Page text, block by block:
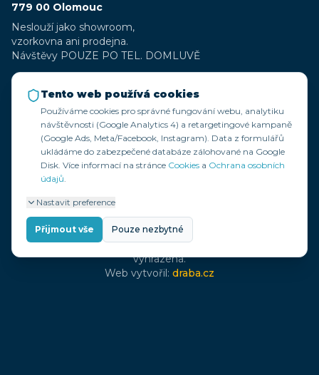
779 00 Olomouc
Neslouží jako showroom,
vzorkovna ani prodejna.
Návštěvy POUZE PO TEL. DOMLUVĚ
+420 777 323 359
+420 777 197 084
info@zadoma.cz
IČ: 07287275
DIČ: CZ07287275
Bankovní spojení: 115-7668650267/0100
© 2025 ZADOMA security group s.r.o. – Všechna práva
vyhrazena.
Web vytvořil: draba.cz
Tento web používá cookies
Používáme cookies pro správné fungování webu, analytiku
návštěvnosti (Google Analytics 4) a retargetingové kampaně
(Google Ads, Meta/Facebook, Instagram). Data z formulářů
ukládáme do zabezpečené databáze zálohované na Google
Disk. Více informací na stránce Cookies a Ochrana osobních
údajů.
Nastavit preference
Přijmout vše Pouze nezbytné